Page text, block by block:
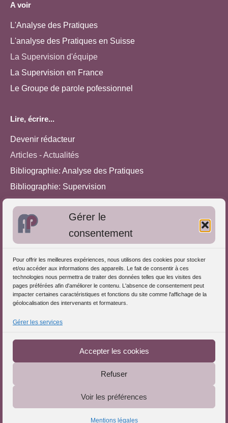
Gérer le
consentement
Pour offrir les meilleures expériences, nous utilisons des cookies pour stocker
et/ou accéder aux informations des appareils. Le fait de consentir à ces
technologies nous permettra de traiter des données telles que les visites des
pages préférées afin d'améliorer le contenu. L'absence de consentement peut
impacter certaines caractéristiques et fonctions du site comme l'affichage de la
géolocalisation des intervenants et formateurs.
Gérer les services
Accepter les cookies
Refuser
Voir les préférences
Mentions légales
A voir
L'Analyse des Pratiques
L'analyse des Pratiques en Suisse
La Supervision d'équipe
La Supervision en France
Le Groupe de parole pofessionnel
Lire, écrire...
Devenir rédacteur
Articles - Actualités
Bibliographie: Analyse des Pratiques
Bibliographie: Supervision
Approches de l'Analyse des pratiques
S'inscrire dans l'Annuaire
Publiez vos formations
Charte déontologique
Le Portail de l'Analyse des Pratiques © 2025 - Tous droits
Téléchargez le Guide